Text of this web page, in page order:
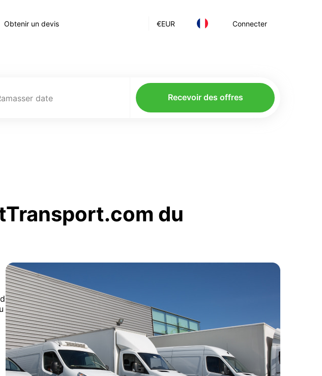
€EUR Connecter
Obtenir un devis
date Recevoir des offres
du